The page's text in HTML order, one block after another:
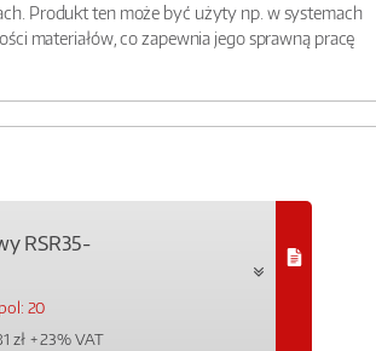
Produkt ten może być użyty np. w systemach
materiałów, co zapewnia jego sprawną pracę
RSR35-
20
zł + 23% VAT